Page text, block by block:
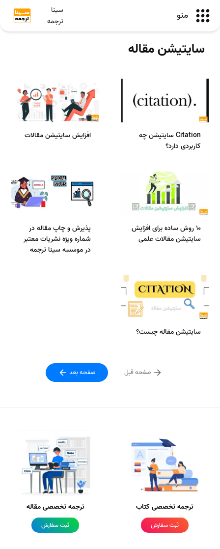
منو
سینا
ترجمه
سایتیشن مقاله
Citation سایتیشن چه
کاربردی دارد؟
افزایش سایتیشن مقالات
10 روش ساده برای افزایش
سایتیشن مقالات علمی
پذیرش و چاپ مقاله در
شماره ویژه نشریات معتبر
در موسسه سینا ترجمه
سایتیشن مقاله چیست؟
صفحه قبل صفحه بعد
ترجمه تخصصی کتاب
ثبت سفارش
ترجمه تخصصی مقاله
ثبت سفارش